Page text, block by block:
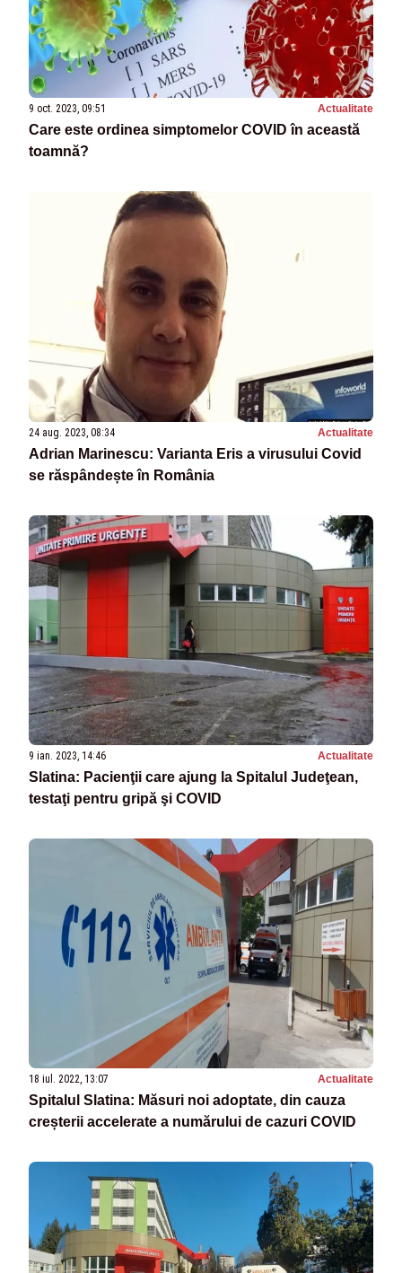
9 oct. 2023, 09:51 Actualitate
Care este ordinea simptomelor COVID în această
toamnă?
24 aug. 2023, 08:34 Actualitate
Adrian Marinescu: Varianta Eris a virusului Covid
se răspândește în România
9 ian. 2023, 14:46 Actualitate
Slatina: Pacienţii care ajung la Spitalul Judeţean,
testaţi pentru gripă şi COVID
18 iul. 2022, 13:07 Actualitate
Spitalul Slatina: Măsuri noi adoptate, din cauza
creșterii accelerate a numărului de cazuri COVID